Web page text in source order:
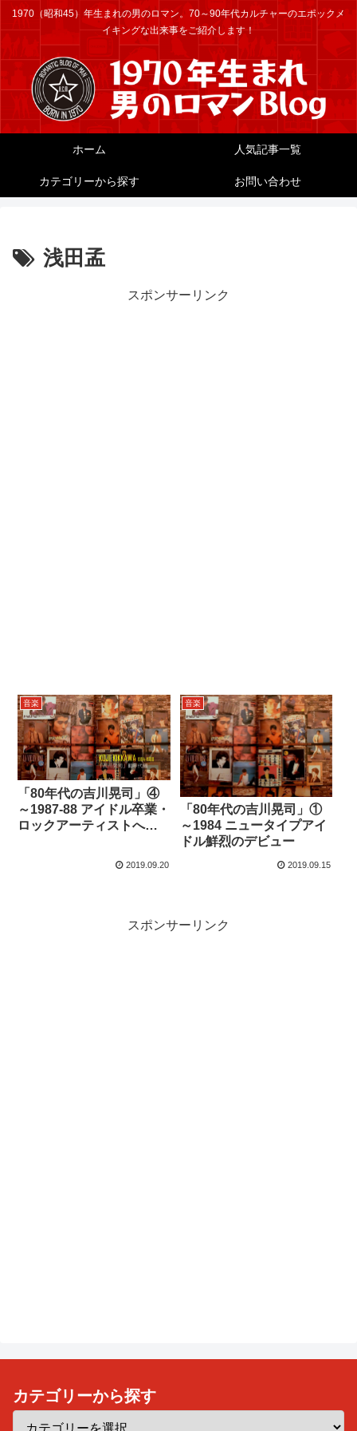
1970（昭和45）年生まれの男のロマン。70～90年代カルチャーのエポックメ
イキングな出来事をご紹介します！
ホーム 人気記事一覧
カテゴリーから探す お問い合わせ
浅田孟
スポンサーリンク
音楽
「80年代の吉川晃司」④
～1987-88 アイドル卒業・
ロックアーティストへの
2019.09.20
音楽
「80年代の吉川晃司」①
～1984 ニュータイプアイ
ドル鮮烈のデビュー
2019.09.15
スポンサーリンク
カテゴリーから探す